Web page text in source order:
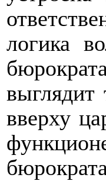
логика
выглядит
вверху